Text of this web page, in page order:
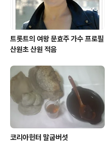
트롯트의 여왕 문효주 가수 프로필
산원초 산원 적음
코리아헌터 말굽버섯